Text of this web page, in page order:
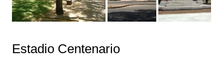
Estadio Centenario